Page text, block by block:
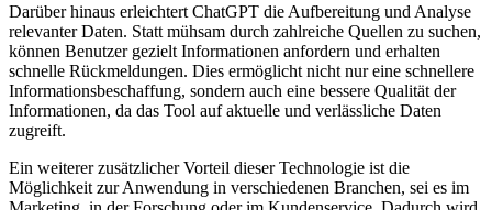
Darüber hinaus erleichtert ChatGPT die Aufbereitung und Analyse
relevanter Daten. Statt mühsam durch zahlreiche Quellen zu suchen,
können Benutzer gezielt Informationen anfordern und erhalten
schnelle Rückmeldungen. Dies ermöglicht nicht nur eine schnellere
Informationsbeschaffung, sondern auch eine bessere Qualität der
Informationen, da das Tool auf aktuelle und verlässliche Daten
zugreift.
Ein weiterer zusätzlicher Vorteil dieser Technologie ist die
Möglichkeit zur Anwendung in verschiedenen Branchen, sei es im